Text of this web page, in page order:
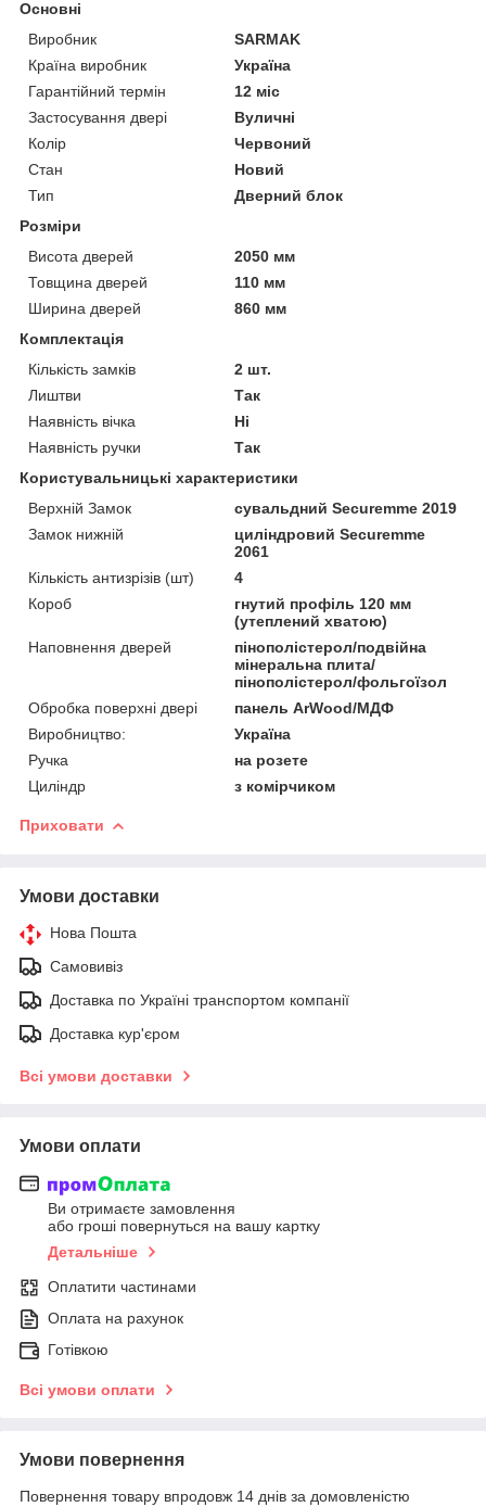
Основні
Виробник
SARMAK
Країна виробник
Україна
Гарантійний термін
12 міс
Застосування двері
Вуличні
Колір
Червоний
Стан
Новий
Тип
Дверний блок
Розміри
Висота дверей
2050 мм
Товщина дверей
110 мм
Ширина дверей
860 мм
Комплектація
Кількість замків
2 шт.
Лиштви
Так
Наявність вічка
Ні
Наявність ручки
Так
Користувальницькі характеристики
Верхній Замок
сувальдний Securemme 2019
Замок нижній
циліндровий Securemme
2061
Кількість антизрізів (шт)
4
Короб
гнутий профіль 120 мм
(утеплений хватою)
Наповнення дверей
пінополістерол/подвійна
мінеральна плита/
пінополістерол/фольгоїзол
Обробка поверхні двері
панель ArWood/МДФ
Виробництво:
Україна
Ручка
на розете
Циліндр
з комірчиком
Приховати
Умови доставки
Нова Пошта
Самовивіз
Доставка по Україні транспортом компанії
Доставка кур'єром
Всі умови доставки
Умови оплати
Ви отримаєте замовлення
або гроші повернуться на вашу картку
Детальніше
Оплатити частинами
Оплата на рахунок
Готівкою
Всі умови оплати
Умови повернення
Повернення товару впродовж 14 днів за домовленістю